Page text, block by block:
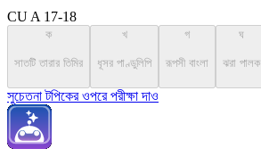
CU A 17-18
ক
সাতটি তারার তিমির
খ
ধূসর পাণ্ডুলিপি
গ
রূপসী বাংলা
ঘ
ঝরা পালক
সুচেতনা টপিকের ওপরে পরীক্ষা দাও